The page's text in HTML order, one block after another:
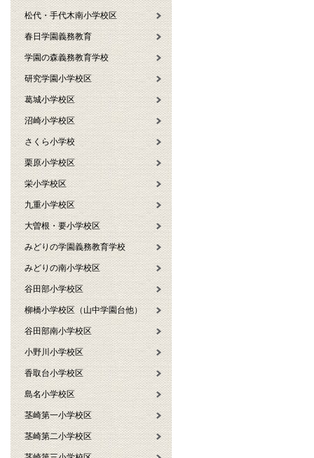
松代・手代木南小学校区
春日学園義務教育
学園の森義務教育学校
研究学園小学校区
葛城小学校区
沼崎小学校区
さくら小学校
栗原小学校区
栄小学校区
九重小学校区
大曽根・要小学校区
みどりの学園義務教育学校
みどりの南小学校区
谷田部小学校区
柳橋小学校区（山中学園台他）
谷田部南小学校区
小野川小学校区
香取台小学校区
島名小学校区
茎崎第一小学校区
茎崎第二小学校区